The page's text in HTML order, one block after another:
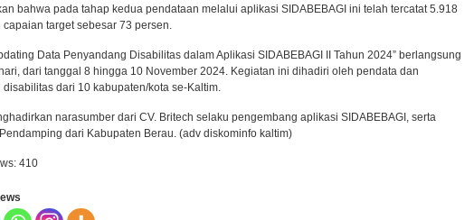
bahwa pada tahap kedua pendataan melalui aplikasi SIDABEBAGI ini telah tercatat 5.918
capaian target sebesar 73 persen.
Data Penyandang Disabilitas dalam Aplikasi SIDABEBAGI II Tahun 2024” berlangsung
dari tanggal 8 hingga 10 November 2024. Kegiatan ini dihadiri oleh pendata dan
dari 10 kabupaten/kota se-Kaltim.
narasumber dari CV. Britech selaku pengembang aplikasi SIDABEBAGI, serta
dari Kabupaten Berau. (adv diskominfo kaltim)
410